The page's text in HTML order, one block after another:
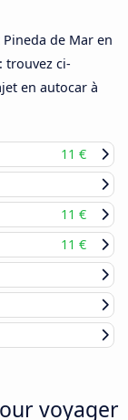
de Mar en
trouvez ci-
en autocar à
11 €
11 €
11 €
voyager